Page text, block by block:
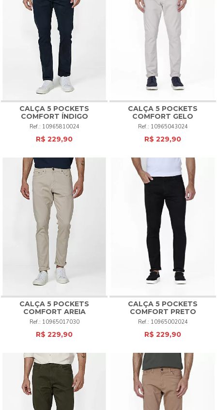
Conheça também:
calças jeans calças chino calças sociais
calçados
CALÇA 5 POCKETS
COMFORT ÍNDIGO
10965810024
R$ 229,90
CALÇA 5 POCKETS
COMFORT GELO
10965043024
R$ 229,90
CALÇA 5 POCKETS
COMFORT AREIA
10965017030
R$ 229,90
CALÇA 5 POCKETS
COMFORT PRETO
10965002024
R$ 229,90